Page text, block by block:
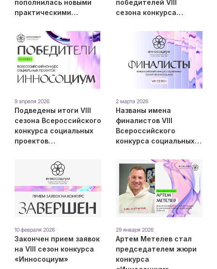
пополнилась новыми
практическими
победителей VIII
сезона конкурса
9 апреля 2026
Подведены итоги VIII
сезона Всероссийского
конкурса социальных
проектов
2 марта 2026
Названы имена
финалистов VIII
Всероссийского
конкурса социальных
«Инносоциум»
10 февраля 2026
Закончен прием заявок
на VIII сезон конкурса
«Инносоциум»
29 января 2026
Артем Метелев стал
председателем жюри
конкурса